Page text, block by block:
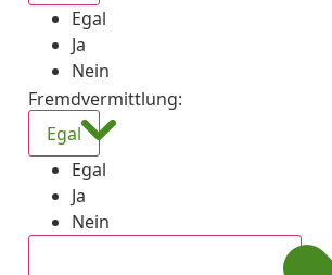
Egal
Ja
Nein
Fremdvermittlung:
Egal
Egal
Ja
Nein